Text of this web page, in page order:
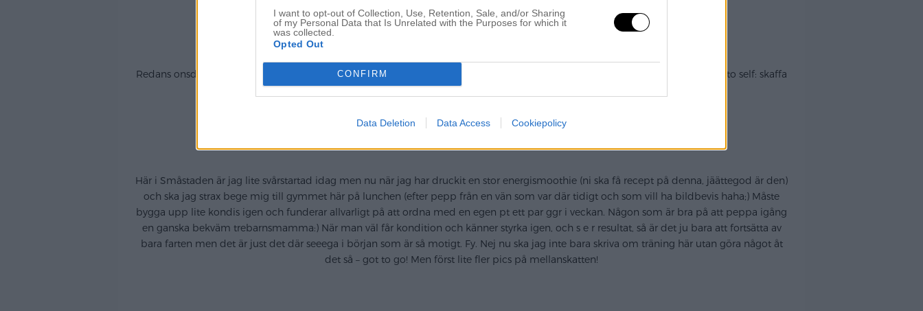
I want to opt-out of Collection, Use, Retention, Sale, and/or Sharing
of my Personal Data that Is Unrelated with the Purposes for which it
was collected.
Opted Out
CONFIRM
Data Deletion Data Access Cookiepolicy
.
Redans onsdag vänner, denna vecka kommer verkligen gå i ett nafs och snart har vi ju fredag igen!! (och i helgen dop så note to self: skaffa
söt doppresent asap) Och nästa vecka kortvecka och sen inte långt till nästa, härrrligt
.
.
Här i Småstaden är jag lite svårstartad idag men nu när jag har druckit en stor energismoothie (ni ska få recept på denna, jäättegod är den)
och ska jag strax bege mig till gymmet här på lunchen (efter pepp från en vän som var där tidigt och som vill ha bildbevis haha;) Måste
bygga upp lite kondis igen och funderar allvarligt på att ordna med en egen pt ett par ggr i veckan. Någon som är bra på att peppa igång
en ganska bekväm trebarnsmamma:) När man väl får kondition och känner styrka igen, och s e r resultat, så är det ju bara att fortsätta av
bara farten men det är just det där seeega i början som är så motigt. Fy. Nej nu ska jag inte bara skriva om träning här utan göra något åt
det så – got to go! Men först lite fler pics på mellanskatten!